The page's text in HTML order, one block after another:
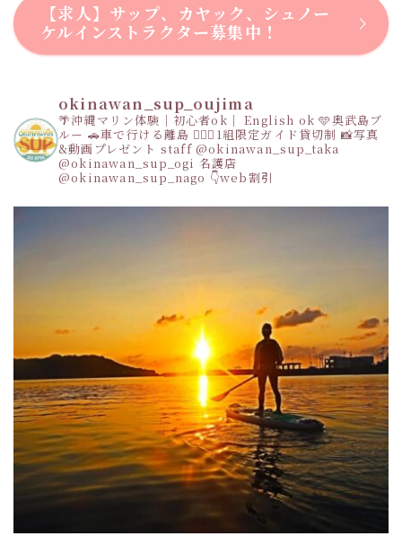
【求人】サップ、カヤック、シュノー
ケルインストラクター募集中！
okinawan_sup_oujima
🌴沖縄マリン体験｜初心者ok｜ English ok 🩵奥武島ブ
ルー 🚗車で行ける離島 👩‍❤️‍👩1組限定ガイド貸切制 📸写真
&動画プレゼント staff@okinawan_sup_taka
@okinawan_sup_ogi 名護店
@okinawan_sup_nago 👇web割引